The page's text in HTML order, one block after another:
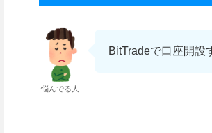
悩んでる人
BitTradeで口座開設